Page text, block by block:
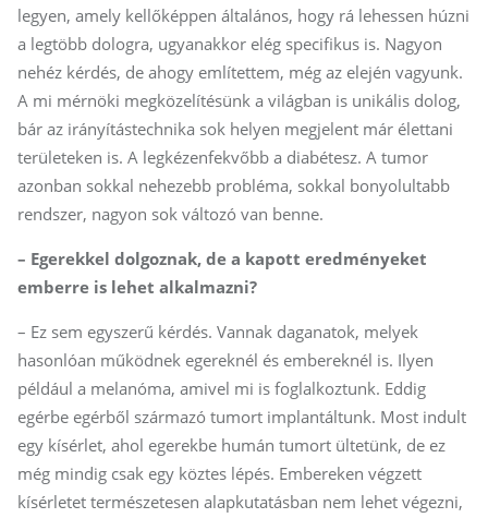
legyen, amely kellőképpen általános, hogy rá lehessen húzni
a legtöbb dologra, ugyanakkor elég specifikus is. Nagyon
nehéz kérdés, de ahogy említettem, még az elején vagyunk.
A mi mérnöki megközelítésünk a világban is unikális dolog,
bár az irányítástechnika sok helyen megjelent már élettani
területeken is. A legkézenfekvőbb a diabétesz. A tumor
azonban sokkal nehezebb probléma, sokkal bonyolultabb
rendszer, nagyon sok változó van benne.
– Egerekkel dolgoznak, de a kapott eredményeket
emberre is lehet alkalmazni?
– Ez sem egyszerű kérdés. Vannak daganatok, melyek
hasonlóan működnek egereknél és embereknél is. Ilyen
például a melanóma, amivel mi is foglalkoztunk. Eddig
egérbe egérből származó tumort implantáltunk. Most indult
egy kísérlet, ahol egerekbe humán tumort ültetünk, de ez
még mindig csak egy köztes lépés. Embereken végzett
kísérletet természetesen alapkutatásban nem lehet végezni,